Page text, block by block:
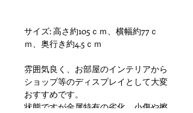
サイズ: 高さ約105ｃｍ、横幅約77ｃ
ｍ、奥行き約4.5ｃｍ
雰囲気良く、お部屋のインテリアから
ショップ等のディスプレイとして大変
おすすめです。
状態ですが金属特有の劣化、小傷や擦